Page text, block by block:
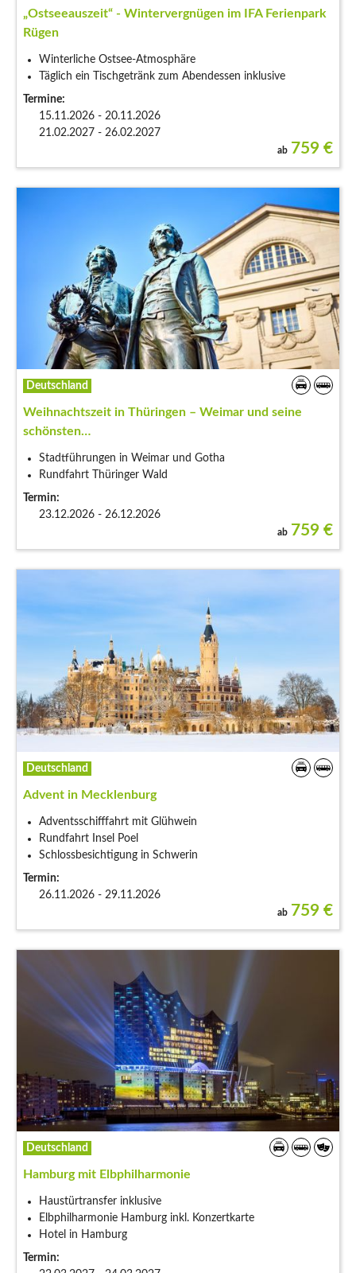
„Ostseeauszeit“ - Wintervergnügen im IFA Ferienpark
Rügen
Winterliche Ostsee-Atmosphäre
Täglich ein Tischgetränk zum Abendessen inklusive
Termine:
15.11.2026 - 20.11.2026
21.02.2027 - 26.02.2027
ab 759 €
Deutschland
Weihnachtszeit in Thüringen – Weimar und seine
schönsten…
Stadtführungen in Weimar und Gotha
Rundfahrt Thüringer Wald
Termin:
23.12.2026 - 26.12.2026
ab 759 €
Deutschland
Advent in Mecklenburg
Adventsschifffahrt mit Glühwein
Rundfahrt Insel Poel
Schlossbesichtigung in Schwerin
Termin:
26.11.2026 - 29.11.2026
ab 759 €
Deutschland
Hamburg mit Elbphilharmonie
Haustürtransfer inklusive
Elbphilharmonie Hamburg inkl. Konzertkarte
Hotel in Hamburg
Termin: